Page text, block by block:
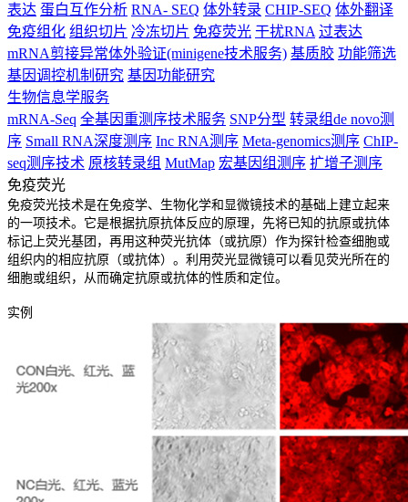
表达 蛋白互作分析 RNA- SEQ 体外转录 CHIP-SEQ 体外翻译
免疫组化 组织切片 冷冻切片 免疫荧光 干扰RNA 过表达
mRNA剪接异常体外验证(minigene技术服务) 基质胶 功能筛选
基因调控机制研究 基因功能研究
生物信息学服务
mRNA-Seq 全基因重测序技术服务 SNP分型 转录组de novo测
序 Small RNA深度测序 Inc RNA测序 Meta-genomics测序 ChIP-
seq测序技术 原核转录组 MutMap 宏基因组测序 扩增子测序
免疫荧光
免疫荧光技术是在免疫学、生物化学和显微镜技术的基础上建立起来
的一项技术。它是根据抗原抗体反应的原理，先将已知的抗原或抗体
标记上荧光基团，再用这种荧光抗体（或抗原）作为探针检查细胞或
组织内的相应抗原（或抗体）。利用荧光显微镜可以看见荧光所在的
细胞或组织，从而确定抗原或抗体的性质和定位。
实例